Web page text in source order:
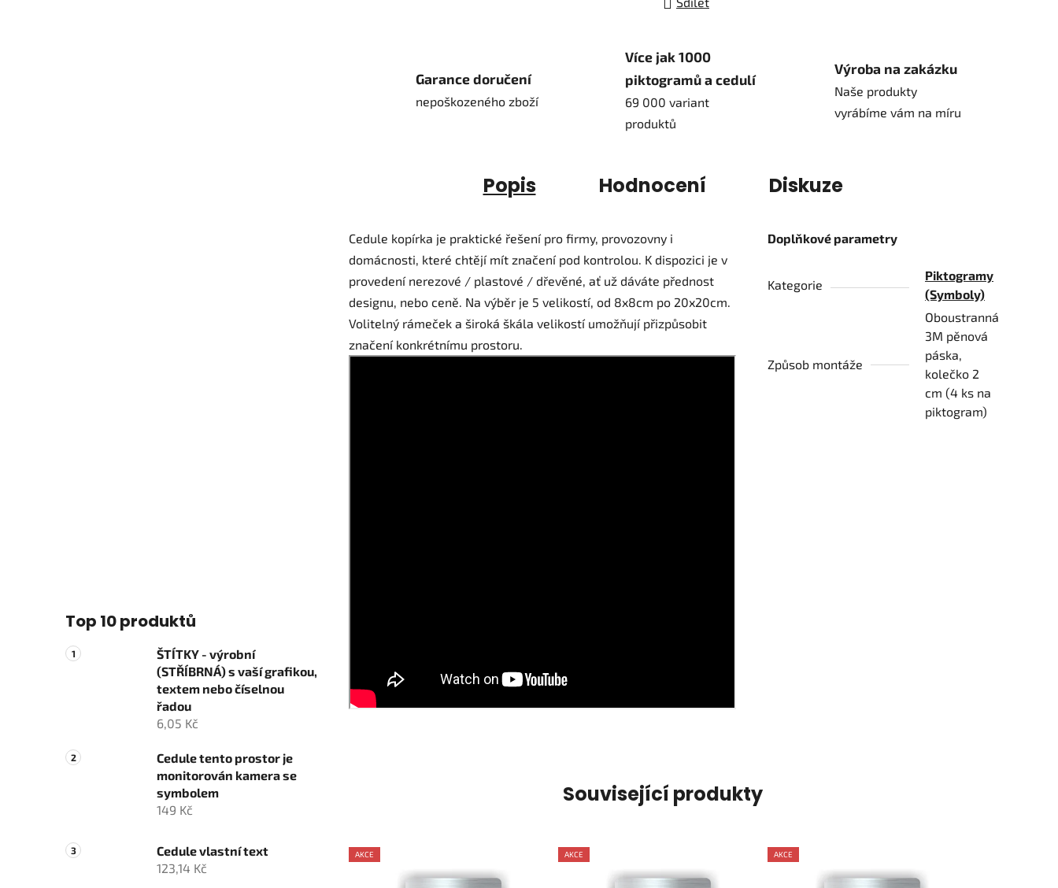
Top 10 produktů
ŠTÍTKY - výrobní
(STŘÍBRNÁ) s vaší grafikou,
textem nebo číselnou
řadou
6,05 Kč
Cedule tento prostor je
monitorován kamera se
symbolem
149 Kč
Cedule vlastní text
123,14 Kč
Garance doručení
nepoškozeného zboží
Více jak 1000
piktogramů a cedulí
69 000 variant
produktů
Výroba na zakázku
Naše produkty
vyrábíme vám na míru
Popis Hodnocení Diskuze
Cedule kopírka je praktické řešení pro firmy, provozovny i
domácnosti, které chtějí mít značení pod kontrolou. K dispozici je v
provedení nerezové / plastové / dřevěné, ať už dáváte přednost
designu, nebo ceně. Na výběr je 5 velikostí, od 8x8cm po 20x20cm.
Volitelný rámeček a široká škála velikostí umožňují přizpůsobit
značení konkrétnímu prostoru.
Doplňkové parametry
Kategorie
Piktogramy
(Symboly)
Způsob montáže
Oboustranná
3M pěnová
páska,
kolečko 2
cm (4 ks na
piktogram)
Související produkty
AKCE AKCE AKCE